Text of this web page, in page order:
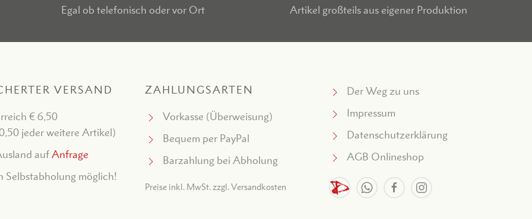
Egal ob telefonisch oder vor Ort Artikel großteils aus eigener Produktion
VERSAND
€ 6,50
jeder weitere Artikel)
aufAnfrage
Selbstabholung möglich!
ZAHLUNGSARTEN
Vorkasse (Überweisung)
Bequem per PayPal
Barzahlung bei Abholung
Preise inkl. MwSt. zzgl. Versandkosten
Der Weg zu uns
Impressum
Datenschutzerklärung
AGB Onlineshop